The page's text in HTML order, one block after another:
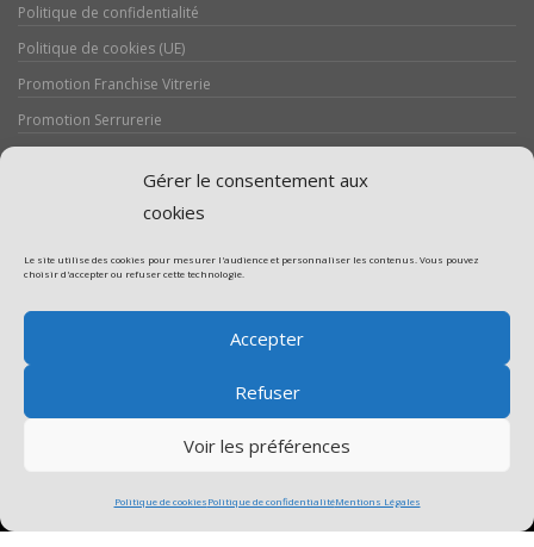
Gérer le consentement aux
cookies
Le site utilise des cookies pour mesurer l'audience et personnaliser les contenus. Vous pouvez
choisir d'accepter ou refuser cette technologie.
Accepter
Refuser
Voir les préférences
Politique de cookiesPolitique de confidentialitéMentions Légales
Politique de confidentialité
Politique de cookies (UE)
Promotion Franchise Vitrerie
Promotion Serrurerie